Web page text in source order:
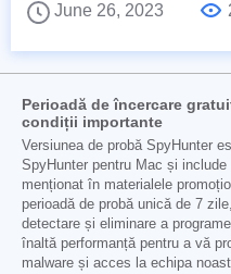
June 26, 2023
Perioadă de încercare
condiții importante
Versiunea de probă SpyHunter
SpyHunter pentru Mac și
menționat în materialele
perioadă de probă unică de 7
detectare și eliminare a
înaltă performanță pentru a vă
malware și acces la echipa